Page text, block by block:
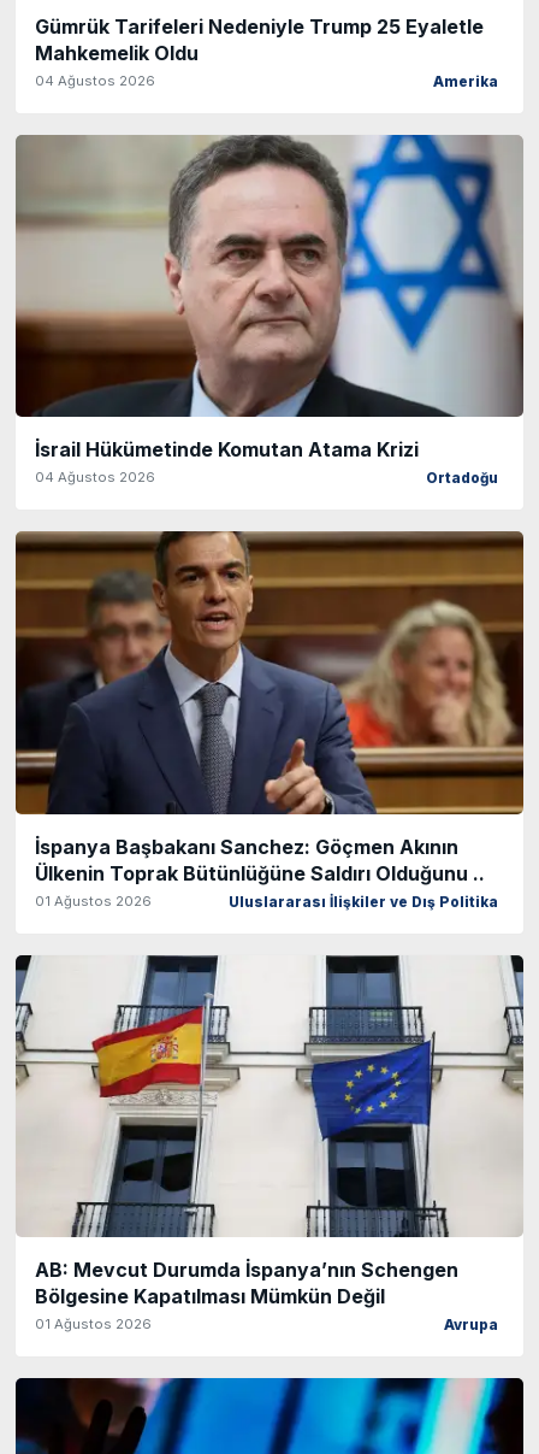
Gümrük Tarifeleri Nedeniyle Trump 25 Eyaletle
Mahkemelik Oldu
04 Ağustos 2026 Amerika
İsrail Hükümetinde Komutan Atama Krizi
04 Ağustos 2026 Ortadoğu
İspanya Başbakanı Sanchez: Göçmen Akının
Ülkenin Toprak Bütünlüğüne Saldırı Olduğunu ..
01 Ağustos 2026 Uluslararası İlişkiler ve Dış Politika
AB: Mevcut Durumda İspanya’nın Schengen
Bölgesine Kapatılması Mümkün Değil
01 Ağustos 2026 Avrupa